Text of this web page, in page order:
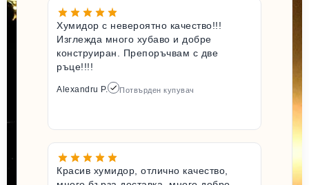
Хумидор с невероятно качество!!!
Изглежда много хубаво и добре
конструиран. Препоръчвам с две
ръце!!!!
Alexandru P. Потвърден купувач
Красив хумидор, отлично качество,